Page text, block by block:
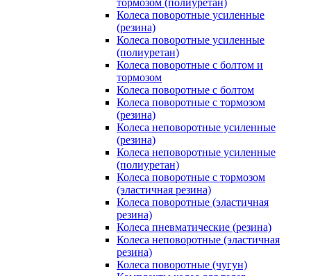
тормозом (полиуретан)
Колеса поворотные усиленные
(резина)
Колеса поворотные усиленные
(полиуретан)
Колеса поворотные с болтом и
тормозом
Колеса поворотные с болтом
Колеса поворотные c тормозом
(резина)
Колеса неповоротные усиленные
(резина)
Колеса неповоротные усиленные
(полиуретан)
Колеса поворотные c тормозом
(эластичная резина)
Колеса поворотные (эластичная
резина)
Колеса пневматические (резина)
Колеса неповоротные (эластичная
резина)
Колеса поворотные (чугун)